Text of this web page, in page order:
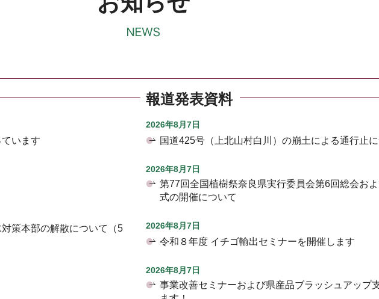
います
策本部の解散について（5
報道発表資料
2026年8月7日
国道425号（上北山村白川）の崩土による通行止
2026年8月7日
第77回全国植樹祭奈良県実行委員会第6回総会お
式の開催について
2026年8月7日
令和８年度 イチゴ輸出セミナーを開催します
2026年8月7日
事業改善セミナーおよび県産品ブラッシュアップ